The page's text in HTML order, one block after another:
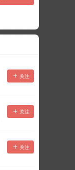
关注
关注
关注